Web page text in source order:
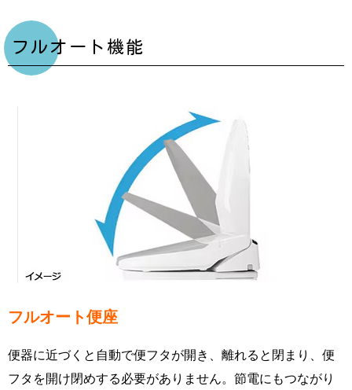
フルオート機能
フルオート便座
便器に近づくと自動で便フタが開き、離れると閉まり、便
フタを開け閉めする必要がありません。節電にもつながり